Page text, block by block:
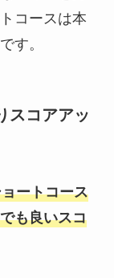
コースは本
す。
スコアアッ
ートコース
も良いスコ